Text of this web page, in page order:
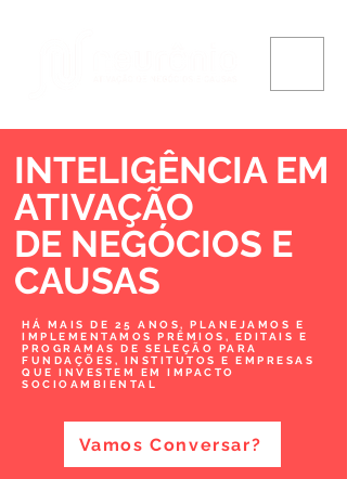
INTELIGÊNCIA EM
ATIVAÇÃO
DE NEGÓCIOS E
CAUSAS
HÁ MAIS DE 25 ANOS, PLANEJAMOS E
IMPLEMENTAMOS PRÊMIOS, EDITAIS E
PROGRAMAS DE SELEÇÃO PARA
FUNDAÇÕES, INSTITUTOS E EMPRESAS
QUE INVESTEM EM IMPACTO
SOCIOAMBIENTAL
Vamos Conversar?